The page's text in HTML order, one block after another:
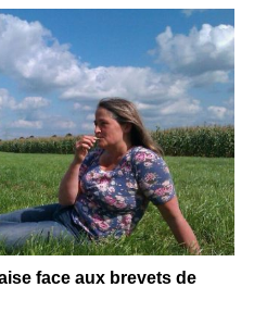
face aux brevets de